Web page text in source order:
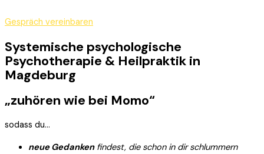
Gespräch vereinbaren
Systemische psychologische
Psychotherapie & Heilpraktik in
Magdeburg
„zuhören wie bei Momo“
sodass du…
neue Gedankenfindest, die schon in dir schlummern